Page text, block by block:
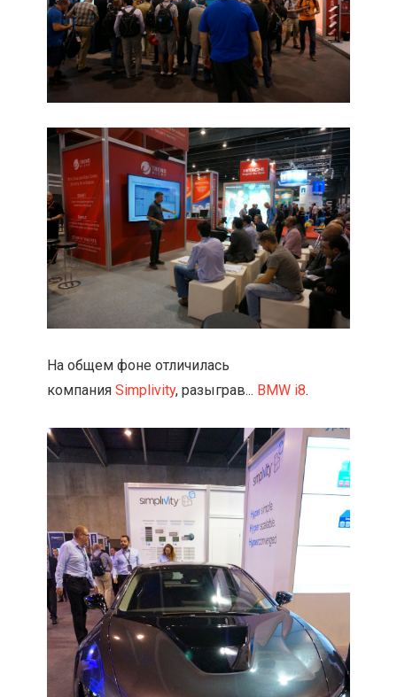
На общем фоне отличилась
компанияSimplivity, разыграв... BMW i8.